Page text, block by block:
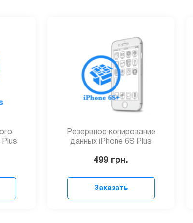
Plus
Резервное копирование
данных iPhone 6S Plus
499 грн.
Заказать